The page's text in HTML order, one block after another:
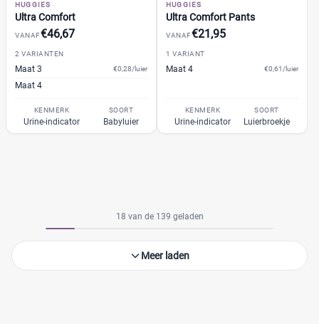
HUGGIES
Ultra Comfort
VANAF€46,67
2 VARIANTEN
Maat 3 €0,28/luier
Maat 4
KENMERK
Urine-indicator
SOORT
Babyluier
HUGGIES
Ultra Comfort Pants
VANAF€21,95
1 VARIANT
Maat 4 €0,61/luier
KENMERK
Urine-indicator
SOORT
Luierbroekje
18 van de 139 geladen
Meer laden